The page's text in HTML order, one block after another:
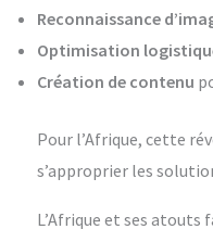
Reconnaissance
Optimisation
Création de contenu
Pour l’Afrique, cette
s’approprier les
L’Afrique et ses atouts